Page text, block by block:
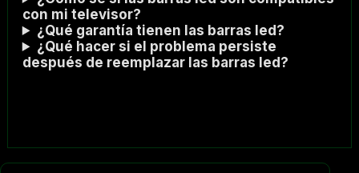
con mi televisor?
¿Qué garantía tienen las barras led?
¿Qué hacer si el problema persiste
después de reemplazar las barras led?